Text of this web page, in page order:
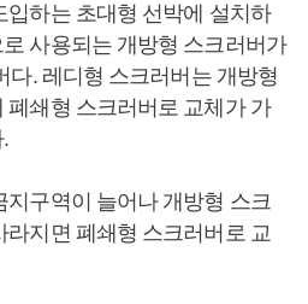
입하는 초대형 선박에 설치하
사용되는 개방형 스크러버가
다. 레디형 스크러버는 개방형
폐쇄형 스크러버로 교체가 가
지구역이 늘어나 개방형 스크
라지면 폐쇄형 스크러버로 교